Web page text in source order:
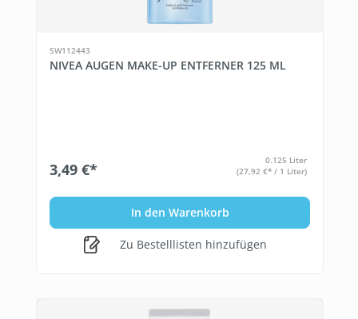
SW112443
NIVEA AUGEN MAKE-UP ENTFERNER 125 ML
3,49 €*
0.125 Liter
(27,92 €* / 1 Liter)
In den Warenkorb
Zu Bestelllisten hinzufügen